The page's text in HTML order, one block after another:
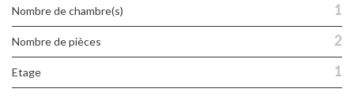
Nombre de chambre(s) 1
Nombre de pièces 2
Etage 1